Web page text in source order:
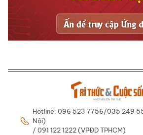
Hotline: 096 523 7756/035 249
Nội)
/ 091 122 1222 (VPĐD TPHCM)